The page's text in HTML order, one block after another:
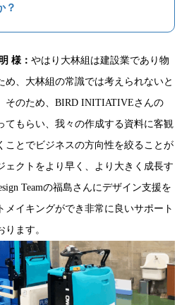
？
様： やはり大林組は建設業であり物
め、大林組の常識では考えられないと
そのため、BIRD INITIATIVEさんの
てもらい、我々の作成する資料に客観
ことでビジネスの方向性を絞ることが
ェクトをより早く、より大きく成長す
Teamの福島さんにデザイン支援を
メイキングができ非常に良いサポート
ます。